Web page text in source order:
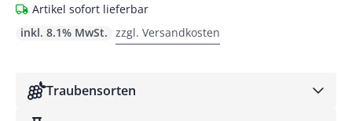
Artikel sofort lieferbar
inkl. 8.1% MwSt. zzgl. Versandkosten
Traubensorten